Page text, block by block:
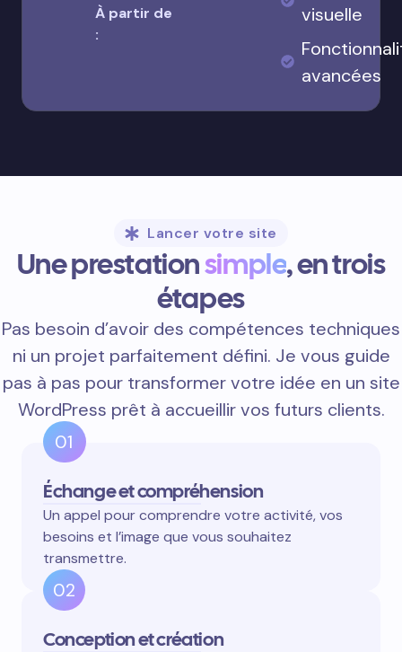
À partir de
:
visuelle
avancées
Lancer votre site
Une prestationsimple, en trois
étapes
Pas besoin d’avoir des compétences techniques
ni un projet parfaitement défini. Je vous guide
pas à pas pour transformer votre idée en un site
WordPress prêt à accueillir vos futurs clients.
01
Échange et compréhension
Un appel pour comprendre votre activité, vos
besoins et l’image que vous souhaitez
transmettre.
02
Conception et création